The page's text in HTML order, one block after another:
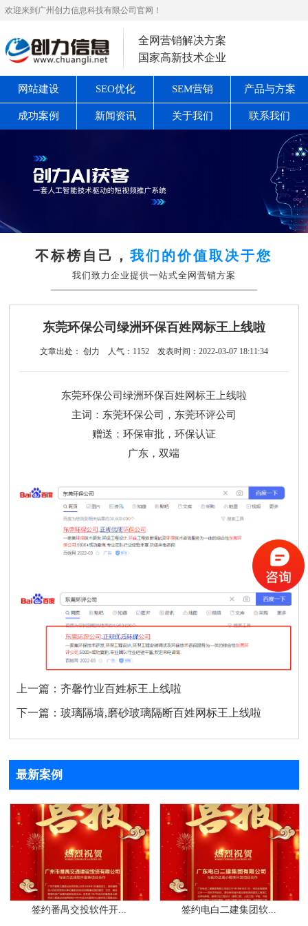
欢迎来到广州创力信息科技有限公司官网！
全网营销解决方案
国家高新技术企业
网站建设 SEO优化 SEM营销 产品与方案
成功案例 新闻资讯 关于我们 联系我们
不标榜自己，我们的价值取决于您
我们致力企业提供一站式全网营销方案
东莞环保公司绿洲环保百姓网标王上线啦
文章出处： 创力 人气： 1152 发表时间：2022-03-07 18:11:34
东莞环保公司绿洲环保百姓网标王上线啦
主词：东莞环保公司，东莞环评公司
赠送：环保审批，环保认证
广东，双端
上一篇：齐馨竹业百姓标王上线啦
下一篇：玻璃隔墙,磨砂玻璃隔断百姓网标王上线啦
最新案例
签约番禺交投软件开... 签约电白二建集团软...